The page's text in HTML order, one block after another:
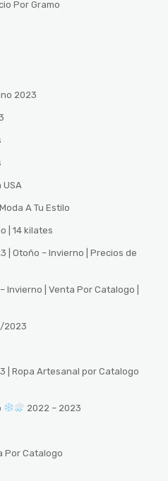
Por Gramo
2023
USA
A Tu Estilo
| 14 kilates
| Otoño – Invierno | Precios de
Invierno | Venta Por Catalogo |
2023
| Ropa Artesanal por Catalogo
2022 – 2023
Por Catalogo